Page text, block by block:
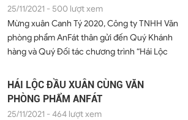
quà nhỏ như là Lộc may mắn đầu năm dành
cho quý khách hàng. HÁI
LỘC ĐẦU XUÂN Nhằm Chào Mừng Khai
Trương...
25/11/2021 - 500 lượt xem
Mừng xuân Canh Tý 2020, Công ty TNHH Văn
phòng phẩm AnFát thân gửi đến Quý Khánh
hàng và Quý Đối tác chương trình “Hái Lộc
vị đã luôn tin tưởng và đồng hành cùng Công
ty AnFát.
HÁI LỘC ĐẦU XUÂN CÙNG VĂN
PHÒNG PHẨM ANFÁT
25/11/2021 - 464 lượt xem